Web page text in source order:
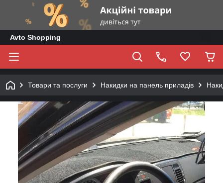
Avto Shopping
Товари та послуги Накидки на панель приладів